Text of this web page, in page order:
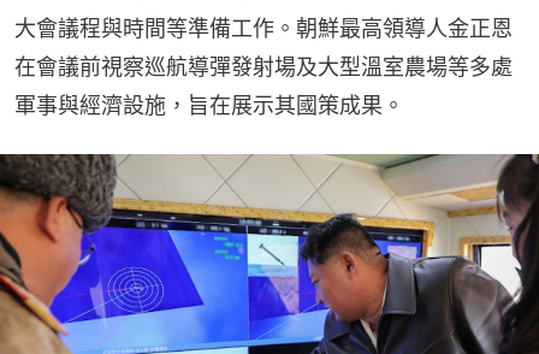
大會議程與時間等準備工作。朝鮮最高領導人金正恩
在會議前視察巡航導彈發射場及大型溫室農場等多處
軍事與經濟設施，旨在展示其國策成果。